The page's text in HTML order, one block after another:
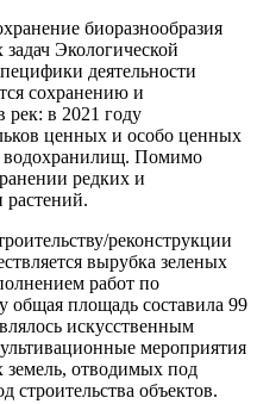
биоразнообразия
Экологической
деятельности
сохранению и
рек: в 2021 году
ценных и особо ценных
водохранилищ. Помимо
редких и
реконструкции
вырубка зеленых
работ по
общая площадь составила 99
искусственным
мероприятия
отводимых под
строительства объектов.